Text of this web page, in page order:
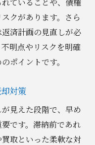
クがあります。さら
済計画の見直しが必
明点やリスクを明確
ポイントです。
対策
見えた段階で、早め
です。滞納前であれ
取といった柔軟な対